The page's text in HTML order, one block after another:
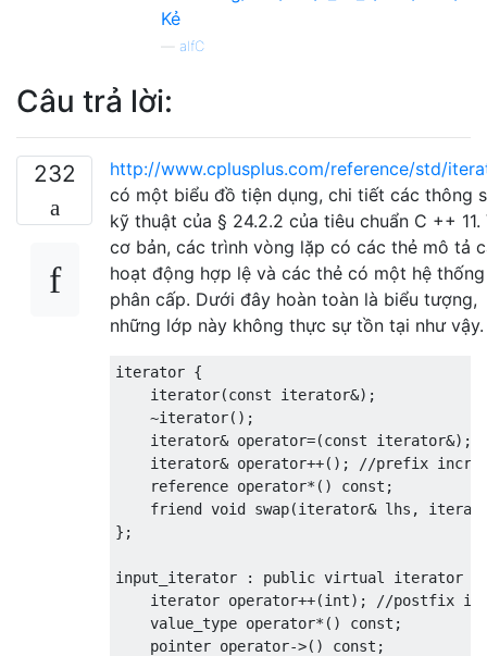
Kẻ
alfC
Câu trả lời:
232
http://www.cplusplus.com/reference/std/
có một biểu đồ tiện dụng, chi tiết các thông
kỹ thuật của § 24.2.2 của tiêu chuẩn C ++ 11.
cơ bản, các trình vòng lặp có các thẻ mô tả
hoạt động hợp lệ và các thẻ có một hệ thống
phân cấp. Dưới đây hoàn toàn là biểu tượng,
những lớp này không thực sự tồn tại như vậy.
iterator {
iterator(const iterator&);
~iterator();
iterator& operator=(const iterator&);
iterator& operator++();
//prefix
    reference
operator*() const ;
friend void swap(iterator& lhs ,
};
input_iterator : public virtual iterator
iterator operator++(int);
//postfix
    value_type
operator*() const ;
    pointer
operator->() const ;